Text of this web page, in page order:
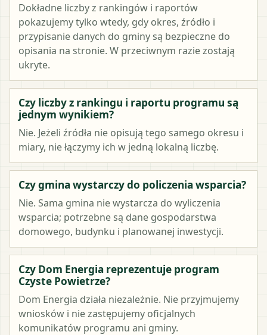
Dokładne liczby z rankingów i raportów
pokazujemy tylko wtedy, gdy okres, źródło i
przypisanie danych do gminy są bezpieczne do
opisania na stronie. W przeciwnym razie zostają
ukryte.
Czy liczby z rankingu i raportu programu są
jednym wynikiem?
Nie. Jeżeli źródła nie opisują tego samego okresu i
miary, nie łączymy ich w jedną lokalną liczbę.
Czy gmina wystarczy do policzenia wsparcia?
Nie. Sama gmina nie wystarcza do wyliczenia
wsparcia; potrzebne są dane gospodarstwa
domowego, budynku i planowanej inwestycji.
Czy Dom Energia reprezentuje program
Czyste Powietrze?
Dom Energia działa niezależnie. Nie przyjmujemy
wniosków i nie zastępujemy oficjalnych
komunikatów programu ani gminy.